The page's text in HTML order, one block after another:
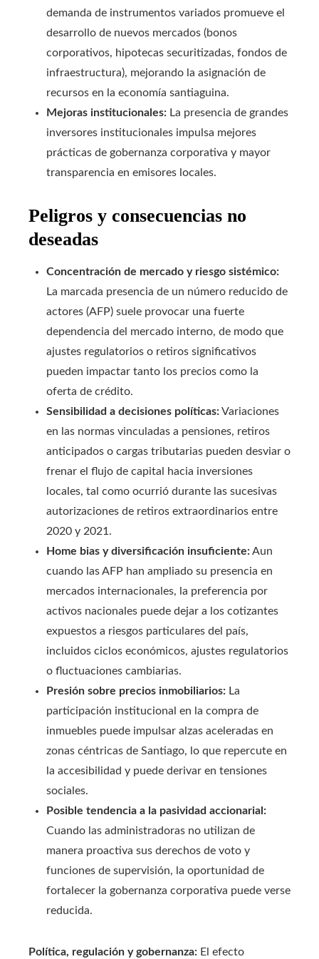
demanda de instrumentos variados promueve el
desarrollo de nuevos mercados (bonos
corporativos, hipotecas securitizadas, fondos de
infraestructura), mejorando la asignación de
recursos en la economía santiaguina.
Mejoras institucionales: La presencia de grandes
inversores institucionales impulsa mejores
prácticas de gobernanza corporativa y mayor
transparencia en emisores locales.
Peligros y consecuencias no
deseadas
Concentración de mercado y riesgo sistémico:
La marcada presencia de un número reducido de
actores (AFP) suele provocar una fuerte
dependencia del mercado interno, de modo que
ajustes regulatorios o retiros significativos
pueden impactar tanto los precios como la
oferta de crédito.
Sensibilidad a decisiones políticas:Variaciones
en las normas vinculadas a pensiones, retiros
anticipados o cargas tributarias pueden desviar o
frenar el flujo de capital hacia inversiones
locales, tal como ocurrió durante las sucesivas
autorizaciones de retiros extraordinarios entre
2020 y 2021.
Home bias y diversificación insuficiente:Aun
cuando las AFP han ampliado su presencia en
mercados internacionales, la preferencia por
activos nacionales puede dejar a los cotizantes
expuestos a riesgos particulares del país,
incluidos ciclos económicos, ajustes regulatorios
o fluctuaciones cambiarias.
Presión sobre precios inmobiliarios: La
participación institucional en la compra de
inmuebles puede impulsar alzas aceleradas en
zonas céntricas de Santiago, lo que repercute en
la accesibilidad y puede derivar en tensiones
sociales.
Posible tendencia a la pasividad accionarial:
Cuando las administradoras no utilizan de
manera proactiva sus derechos de voto y
funciones de supervisión, la oportunidad de
fortalecer la gobernanza corporativa puede verse
reducida.
Política, regulación y gobernanza: El efecto